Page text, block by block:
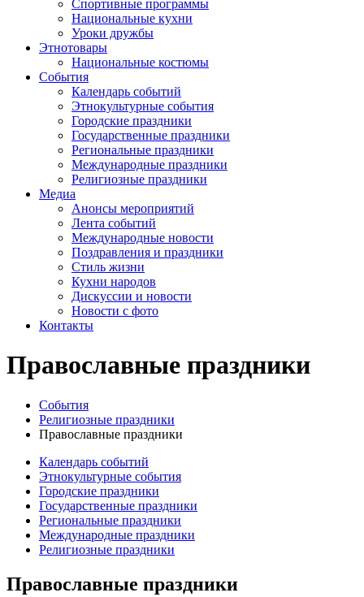
Спортивные программы
Национальные кухни
Уроки дружбы
Этнотовары
Национальные костюмы
События
Календарь событий
Этнокультурные события
Городские праздники
Государственные праздники
Региональные праздники
Международные праздники
Религиозные праздники
Медиа
Анонсы мероприятий
Лента событий
Международные новости
Поздравления и праздники
Cтиль жизни
Кухни народов
Дискуссии и новости
Новости с фото
Контакты
Православные праздники
События
Религиозные праздники
Православные праздники
Календарь событий
Этнокультурные события
Городские праздники
Государственные праздники
Региональные праздники
Международные праздники
Религиозные праздники
Православные праздники